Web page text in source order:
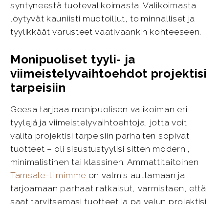
syntyneestä tuotevalikoimasta. Valikoimasta
löytyvät kauniisti muotoillut, toiminnalliset ja
tyylikkäät varusteet vaativaankin kohteeseen.
Monipuoliset tyyli- ja
viimeistelyvaihtoehdot projektisi
tarpeisiin
Geesa tarjoaa monipuolisen valikoiman eri
tyylejä ja viimeistelyvaihtoehtoja, jotta voit
valita projektisi tarpeisiin parhaiten sopivat
tuotteet – oli sisustustyylisi sitten moderni,
minimalistinen tai klassinen. Ammattitaitoinen
Tamsale-tiimimme on valmis auttamaan ja
tarjoamaan parhaat ratkaisut, varmistaen, että
saat tarvitsemasi tuotteet ja palvelun projektisi